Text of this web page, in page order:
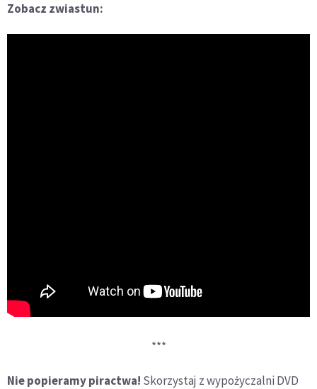
Zobacz zwiastun:
***
Nie popieramy piractwa! Skorzystaj z wypożyczalni DVD